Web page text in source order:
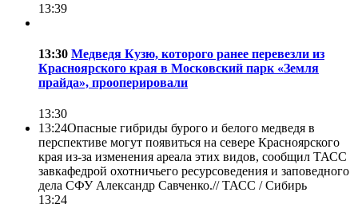
13:39
13:30 Медведя Кузю, которого ранее перевезли из
Красноярского края в Московский парк «Земля
прайда», прооперировали
13:30
13:24Опасные гибриды бурого и белого медведя в
перспективе могут появиться на севере Красноярского
края из-за изменения ареала этих видов, сообщил ТАСС
завкафедрой охотничьего ресурсоведения и заповедного
дела СФУ Александр Савченко.//ТАСС / Сибирь
13:24